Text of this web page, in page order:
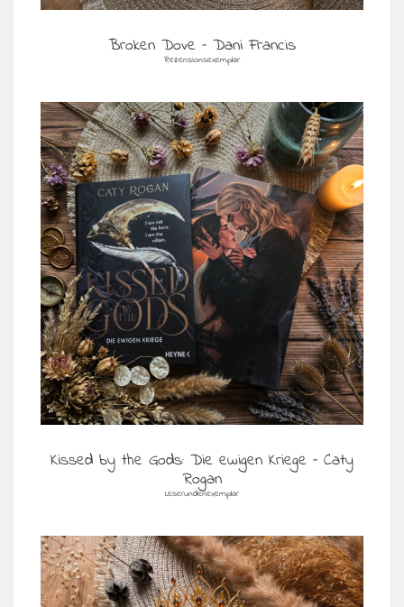
Broken Dove – Dani Francis
Rezensionsexemplar
Kissed by the Gods: Die ewigen Kriege – Caty
Rogan
Leserundenexemplar